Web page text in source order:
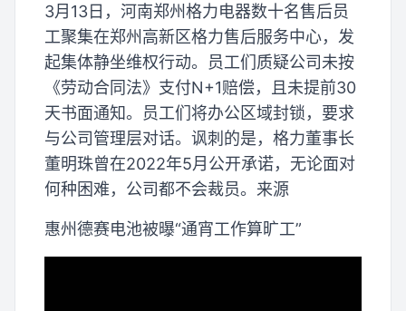
3月13日，河南郑州格力电器数十名售后员
工聚集在郑州高新区格力售后服务中心，发
起集体静坐维权行动。员工们质疑公司未按
《劳动合同法》支付N+1赔偿，且未提前30
天书面通知。员工们将办公区域封锁，要求
与公司管理层对话。讽刺的是，格力董事长
董明珠曾在2022年5月公开承诺，无论面对
何种困难，公司都不会裁员。来源
惠州德赛电池被曝“通宵工作算旷工”